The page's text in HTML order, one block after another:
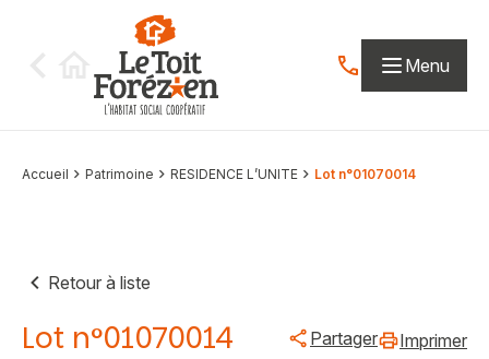
Contactez-nous
Menu
Accueil Patrimoine RESIDENCE L’UNITE Lot n°01070014
Retour à liste
Lot n°01070014 Partager Imprimer